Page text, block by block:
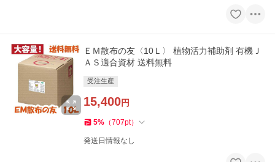
ＥＭ散布の友〈10Ｌ〉 植物活力補助剤 有機Ｊ
ＡＳ適合資材 送料無料
受注生産
15,400円
5% （707pt）
発送日情報なし